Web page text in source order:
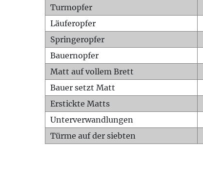
Turmopfer
Läuferopfer
Springeropfer
Bauernopfer
Matt auf vollem Brett
Bauer setzt Matt
Erstickte Matts
Unterverwandlungen
Türme auf der siebten